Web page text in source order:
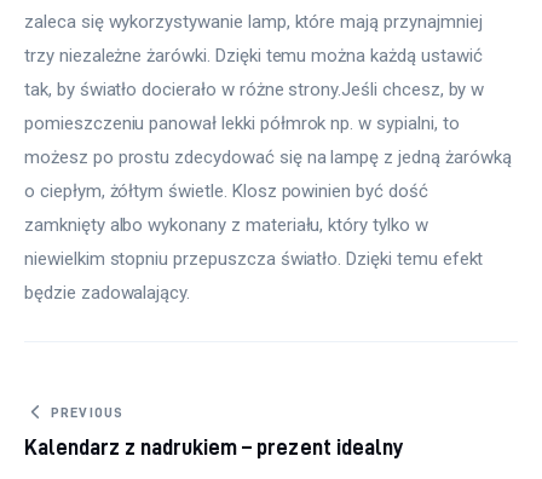
zaleca się wykorzystywanie lamp, które mają przynajmniej
trzy niezależne żarówki. Dzięki temu można każdą ustawić
tak, by światło docierało w różne strony.Jeśli chcesz, by w
pomieszczeniu panował lekki półmrok np. w sypialni, to
możesz po prostu zdecydować się na lampę z jedną żarówką
o ciepłym, żółtym świetle. Klosz powinien być dość
zamknięty albo wykonany z materiału, który tylko w
niewielkim stopniu przepuszcza światło. Dzięki temu efekt
będzie zadowalający.
Nawigacja wpisu
PREVIOUS
Kalendarz z nadrukiem – prezent idealny